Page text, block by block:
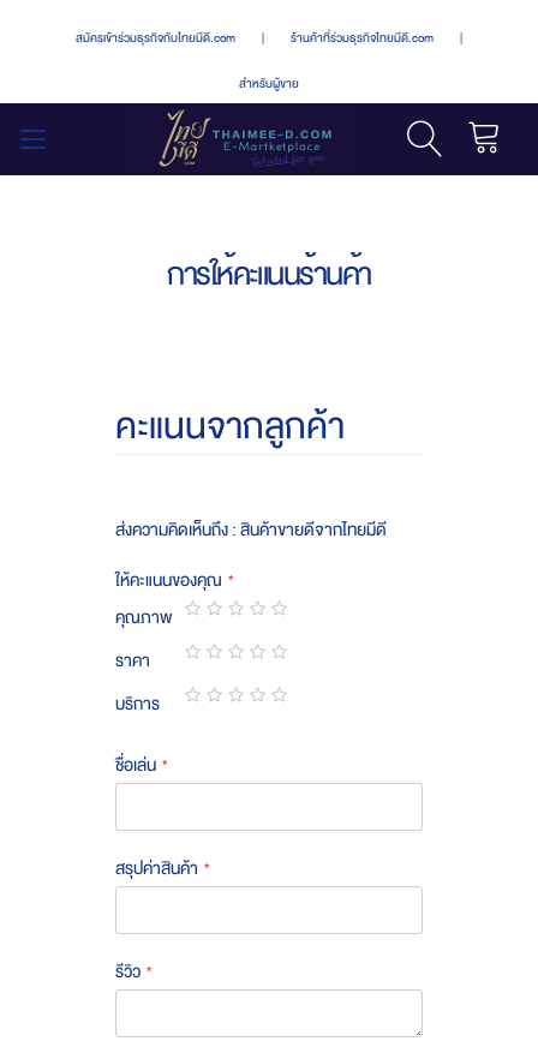
สมัครเข้าร่วมธุรกิจกับไทยมีดี.com | ร้านค้าที่ร่วมธุรกิจไทยมีดี.com |
สำหรับผู้ขาย
การให้คะแนนร้านค้า
คะแนนจากลูกค้า
ส่งความคิดเห็นถึง : สินค้าขายดีจากไทยมีดี
ให้คะแนนของคุณ
คุณภาพ
1
star
2
stars
3
stars
4
stars
5
stars
ราคา
1
star
2
stars
3
stars
4
stars
5
stars
บริการ
ชื่อเล่น
สรุปค่าสินค้า
รีวิว